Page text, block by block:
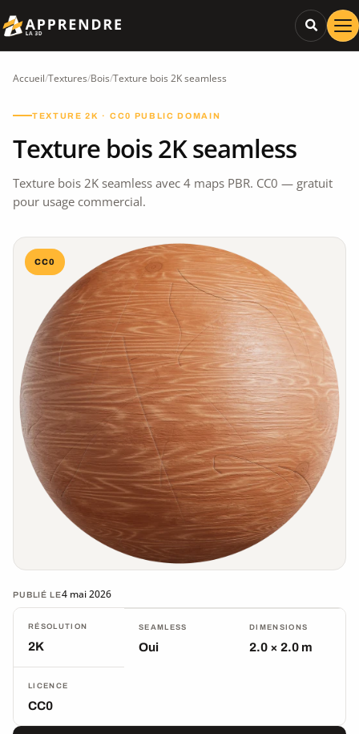
Accueil/Textures/Bois/Texture bois 2K seamless
TEXTURE 2K · CC0 PUBLIC DOMAIN
Texture bois 2K seamless
Texture bois 2K seamless avec 4 maps PBR. CC0 — gratuit
pour usage commercial.
CC0
PUBLIÉ LE4 mai 2026
RÉSOLUTION
2K
SEAMLESS
Oui
DIMENSIONS
2.0 × 2.0 m
LICENCE
CC0